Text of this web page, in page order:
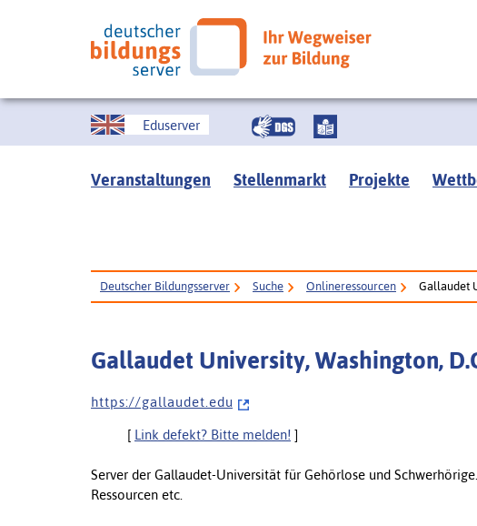
Eduserver
Veranstaltungen Stellenmarkt Projekte
Deutscher Bildungsserver Suche Onlineressourcen Gallaudet
Gallaudet University, Washington,
h t t p s : / / g a l l a u d e t . e d u
[ Link defekt? Bitte melden! ]
Server der Gallaudet-Universität für Gehörlose und
Ressourcen etc.